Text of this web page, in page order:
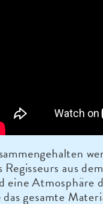
Regisseurs aus
eine Atmosphäre
gesamte